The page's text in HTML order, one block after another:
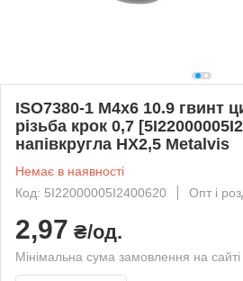
ISO7380-1 М4х6 10.9 гвинт
різьба крок 0,7
напівкругла HX2,5 Metalvis
Немає в наявності
Код: 5I22000005I2400620
Опт і
2,97 ₴/од.
Мінімальна сума замовлення на